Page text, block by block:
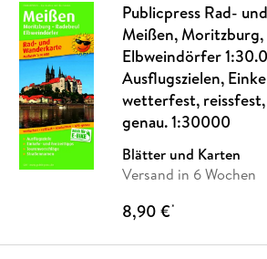
Publicpress Rad-
Meißen, Moritzburg,
Elbweindörfer
Ausflugszielen,
wetterfest, reissfest,
genau. 1:30000
Blätter und Karten
Versand in 6 Wochen
8,90 €*